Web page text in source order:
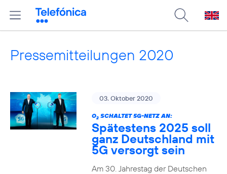
Pressemitteilungen 2020
03. Oktober 2020
O2SCHALTET 5G-NETZ AN:
Spätestens 2025 soll
ganz Deutschland mit
5G versorgt sein
Am 30. Jahrestag der Deutschen